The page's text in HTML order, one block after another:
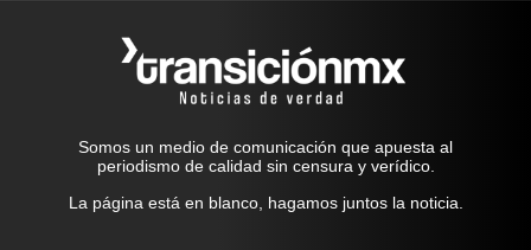
Somos un medio de comunicación que apuesta al
periodismo de calidad sin censura y verídico.
La página está en blanco, hagamos juntos la noticia.